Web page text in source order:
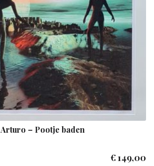
Arturo – Pootje baden
€149,00